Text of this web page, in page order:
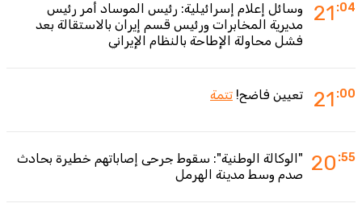
21 :04
وسائل إعلام إسرائيلية: رئيس الموساد أمر رئيس
مديرية المخابرات ورئيس قسم إيران بالاستقالة بعد
فشل محاولة الإطاحة بالنظام الإيراني
21 :00 تعيين فاضح! تتمة
20 :55
"الوكالة الوطنية": سقوط جرحى إصاباتهم خطيرة بحادث
صدم وسط مدينة الهرمل